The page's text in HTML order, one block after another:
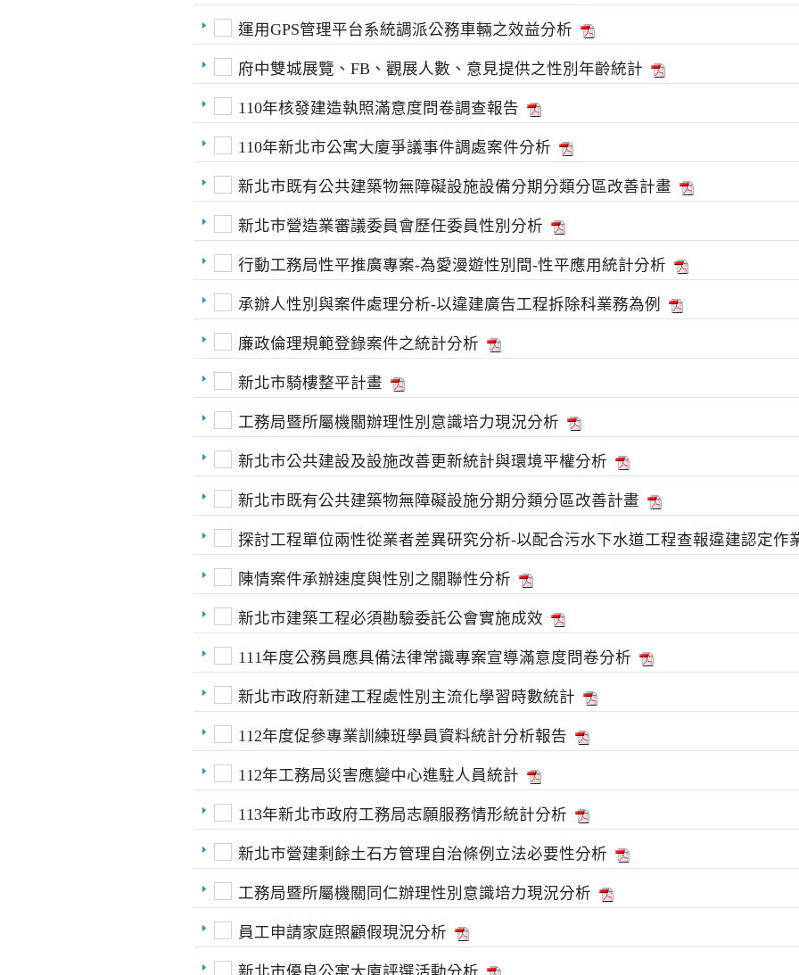
運用GPS管理平台系統調派公務車輛之效益分析
府中雙城展覽、FB、觀展人數、意見提供之性別年齡統計
110年核發建造執照滿意度問卷調查報告
110年新北市公寓大廈爭議事件調處案件分析
新北市既有公共建築物無障礙設施設備分期分類分區改善計畫
新北市營造業審議委員會歷任委員性別分析
行動工務局性平推廣專案-為愛漫遊性別間-性平應用統計分析
承辦人性別與案件處理分析-以違建廣告工程拆除科業務為例
廉政倫理規範登錄案件之統計分析
新北市騎樓整平計畫
工務局暨所屬機關辦理性別意識培力現況分析
新北市公共建設及設施改善更新統計與環境平權分析
新北市既有公共建築物無障礙設施分期分類分區改善計畫
探討工程單位兩性從業者差異研究分析-以配合污水下水道工程查報違建認定作
陳情案件承辦速度與性別之關聯性分析
新北市建築工程必須勘驗委託公會實施成效
111年度公務員應具備法律常識專案宣導滿意度問卷分析
新北市政府新建工程處性別主流化學習時數統計
112年度促參專業訓練班學員資料統計分析報告
112年工務局災害應變中心進駐人員統計
113年新北市政府工務局志願服務情形統計分析
新北市營建剩餘土石方管理自治條例立法必要性分析
工務局暨所屬機關同仁辦理性別意識培力現況分析
員工申請家庭照顧假現況分析
新北市優良公寓大廈評選活動分析